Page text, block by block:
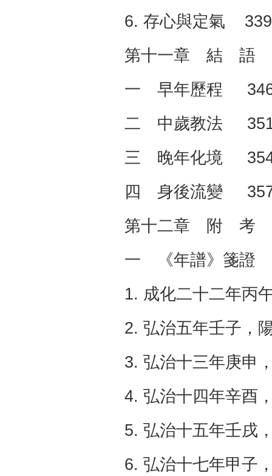
6. 存心與定氣 339
第十一章 結
一 早年歷程
二 中歲教法
三 晚年化境
四 身後流變
第十二章 附
一 《年譜》箋
1. 成化二十二年
2. 弘治五年壬子
3. 弘治十三年庚
4. 弘治十四年辛酉
5. 弘治十五年壬
6. 弘治十七年甲